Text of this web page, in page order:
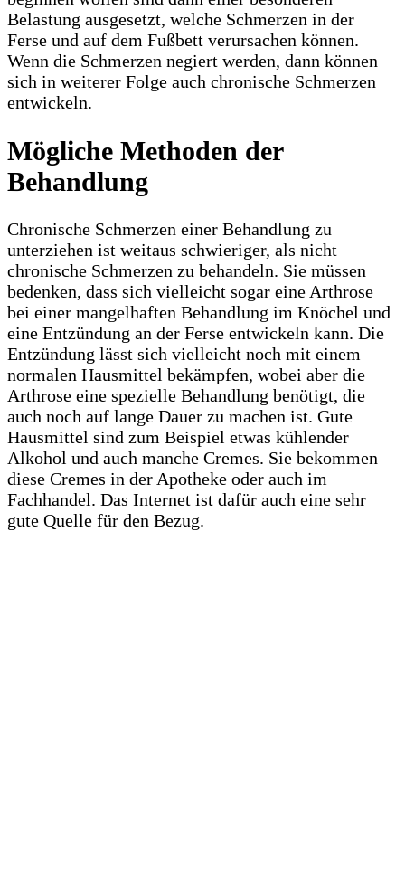
Belastung ausgesetzt, welche Schmerzen in der
Ferse und auf dem Fußbett verursachen können.
Wenn die Schmerzen negiert werden, dann können
sich in weiterer Folge auch chronische Schmerzen
entwickeln.
Mögliche Methoden der
Behandlung
Chronische Schmerzen einer Behandlung zu
unterziehen ist weitaus schwieriger, als nicht
chronische Schmerzen zu behandeln. Sie müssen
bedenken, dass sich vielleicht sogar eine Arthrose
bei einer mangelhaften Behandlung im Knöchel und
eine Entzündung an der Ferse entwickeln kann. Die
Entzündung lässt sich vielleicht noch mit einem
normalen Hausmittel bekämpfen, wobei aber die
Arthrose eine spezielle Behandlung benötigt, die
auch noch auf lange Dauer zu machen ist. Gute
Hausmittel sind zum Beispiel etwas kühlender
Alkohol und auch manche Cremes. Sie bekommen
diese Cremes in der Apotheke oder auch im
Fachhandel. Das Internet ist dafür auch eine sehr
gute Quelle für den Bezug.